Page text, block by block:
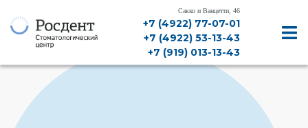
Сакко и Ванцетти, 46
+7 (4922) 77-07-01
+7 (4922) 53-13-43
+7 (919) 013-13-43